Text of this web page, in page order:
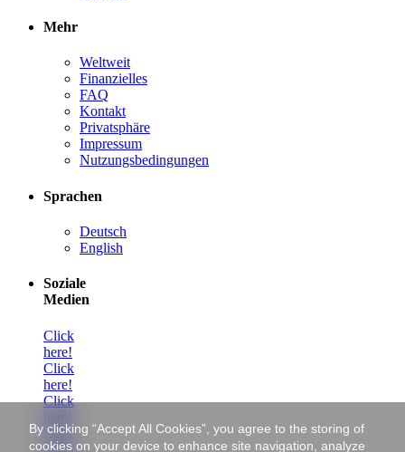
Mehr
Weltweit
Finanzielles
FAQ
Kontakt
Privatsphäre
Impressum
Nutzungsbedingungen
Sprachen
Deutsch
English
Soziale
Medien
Click
here!
Click
here!
Click
Click
By clicking “Accept All Cookies”, you agree to the storing of
cookies on your device to enhance site navigation, analyze